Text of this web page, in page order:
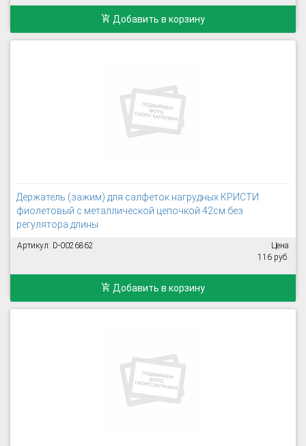
Добавить в корзину
Держатель (зажим) для салфеток нагрудных КРИСТИ
фиолетовый с металлической цепочкой 42см без
регулятора длины
Артикул: D-0026862
Цена
116 руб.
Добавить в корзину